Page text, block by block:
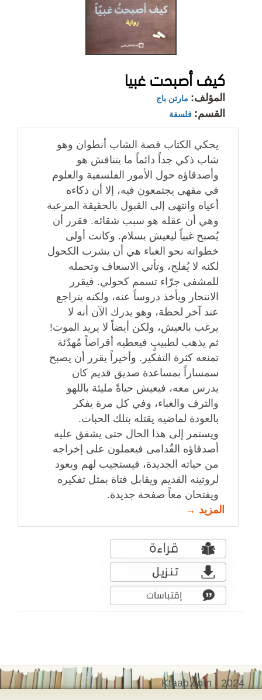
كيف أصبحت غبيا
المؤلف: مارتن باج
القسم: فلسفة
يحكي الكتاب قصة الشاب أنطوان وهو
شاب ذكي جداً دائماً ما يتناقش هو
وأصدقاؤه حول الأمور الفلسفية والعلوم
في مقهى يجتمعون فيه، إلا أن ذكاءه
أعياه وانتهى إلى القبول بالحقيقة المرعبة
وهي أن عقله هو سبب شقائه. فقرر أن
يُصبح غبياً ليعيش بسلام. وكانت أولى
خطواته نحو الغباء هي أن يشرب الكحول
لكنه لا يُفلح، وتأتي الاسعاف وتحمله
للمشفى جرّاء تسمم كحولي. فيقرر
الانتحار ويأخذ دروساً عنه، ولكنه يتراجع
عند آخر لحظة، وهو يدرك الآن أنه لا
يرغب بالعيش، ولكن أيضاً لا يريد الموت!
ثم يذهب لطبيبٍ فيعطيه أقراصاً مُهدّئة
تمنعه كثرة التفكير. وأخيراً يقرر أن يصبح
سمساراً بمساعدة صديق قديم كان
يدرس معه، فيعيش حياةً مليئة باللهو
والترف والغباء، وفي كل مرة يفكر
بالعودة لماضيه يقتله بتلك الحبات.
ويستمر إلى هذا الحال حتى يشفق عليه
أصدقاؤه القُدامى فيعملون على إخراجه
من حياته الجديدة، فيستجيب لهم ويعود
لروتينه القديم ويقابل فتاة بمثل تفكيره
ويفتحان معاً صفحة جديدة.
المزيد →
Ktaab.com - 2024